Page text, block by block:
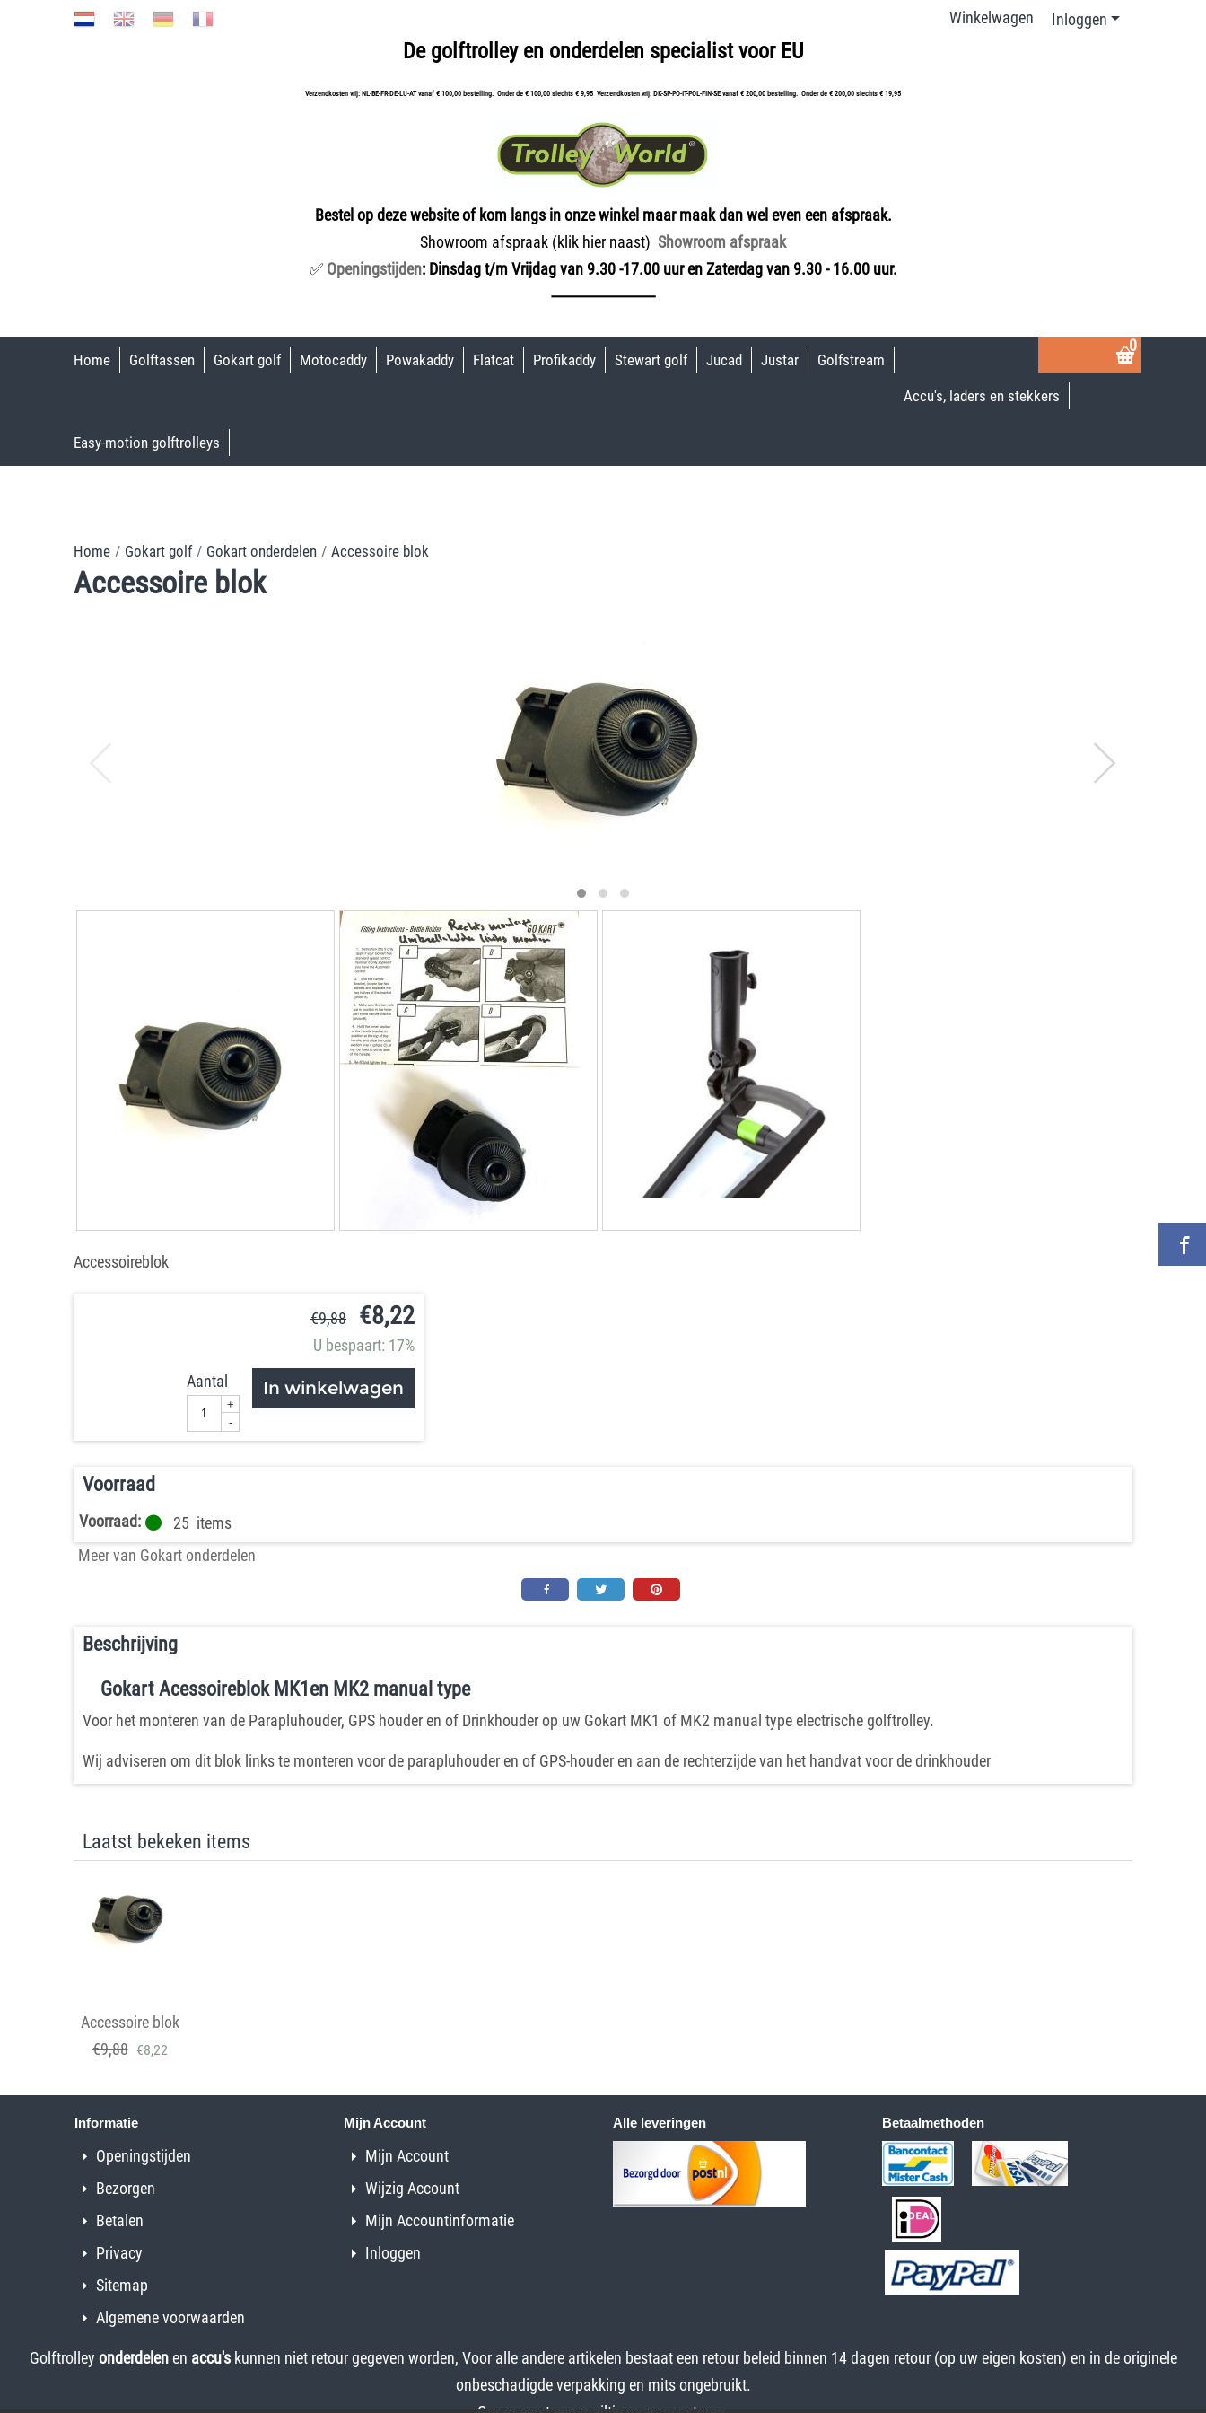
Inloggen
Winkelwagen
De golftrolley en onderdelen specialist voor EU
Verzendkosten vrij: NL-BE-FR-DE-LU-AT vanaf € 100,00 bestelling. Onder de € 100,00 slechts € 9,95 Verzendkosten vrij: DK-SP-PO-IT-POL-FIN-SE vanaf € 200,00 bestelling. Onder de € 200,00 slechts € 19,95
Bestel op deze website of kom langs in onze winkel maar maak dan wel even een afspraak.
Showroom afspraak (klik hier naast) Showroom afspraak
✅ Openingstijden: Dinsdag t/m Vrijdag van 9.30 -17.00 uur en Zaterdag van 9.30 - 16.00 uur.
-----------------------------
0
Home Golftassen Gokart golf Motocaddy Powakaddy Flatcat Profikaddy Stewart golf Jucad Justar
Golfstream
Accu's, laders en stekkers
Easy-motion golftrolleys
Home / Gokart golf / Gokart onderdelen / Accessoire blok
Accessoire blok
Accessoireblok
€9,88 €8,22
U bespaart: 17%
Aantal
+
-
In winkelwagen
Voorraad
Voorraad: 25 items
Meer van Gokart onderdelen
Beschrijving
Gokart Acessoireblok MK1en MK2 manual type
Voor het monteren van de Parapluhouder, GPS houder en of Drinkhouder op uw Gokart MK1 of MK2 manual type electrische golftrolley.
Wij adviseren om dit blok links te monteren voor de parapluhouder en of GPS-houder en aan de rechterzijde van het handvat voor de drinkhouder
Laatst bekeken items
Accessoire blok
€9,88 €8,22
Informatie
Openingstijden
Bezorgen
Betalen
Privacy
Sitemap
Algemene voorwaarden
Mijn Account
Mijn Account
Wijzig Account
Mijn Accountinformatie
Inloggen
Alle leveringen Betaalmethoden
Golftrolley onderdelenen accu'skunnen niet retour gegeven worden, Voor alle andere artikelen bestaat een retour beleid binnen 14 dagen retour (op uw eigen kosten) en in de originele
onbeschadigde verpakking en mits ongebruikt.